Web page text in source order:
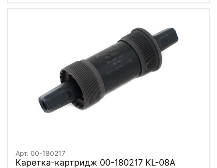
Арт. 00-180217
Каретка-картридж 00-180217 KL-08A